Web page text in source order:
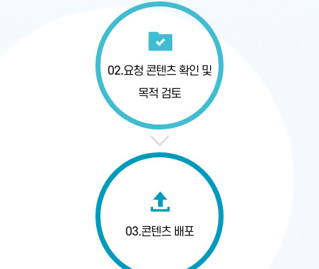
02.요청 콘텐츠 확인 및
목적 검토
03.콘텐츠 배포